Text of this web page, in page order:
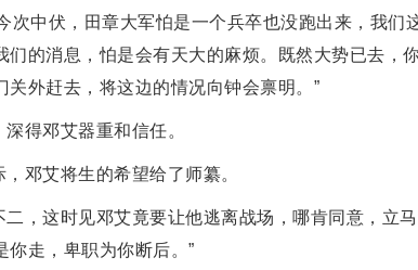
次中伏，田章大军怕是一个兵卒也没跑出来，我们
们的消息，怕是会有天大的麻烦。既然大势已去，
关外赶去，将这边的情况向钟会禀明。”
得邓艾器重和信任。
邓艾将生的希望给了师纂。
，这时见邓艾竟要让他逃离战场，哪肯同意，立
你走，卑职为你断后。”